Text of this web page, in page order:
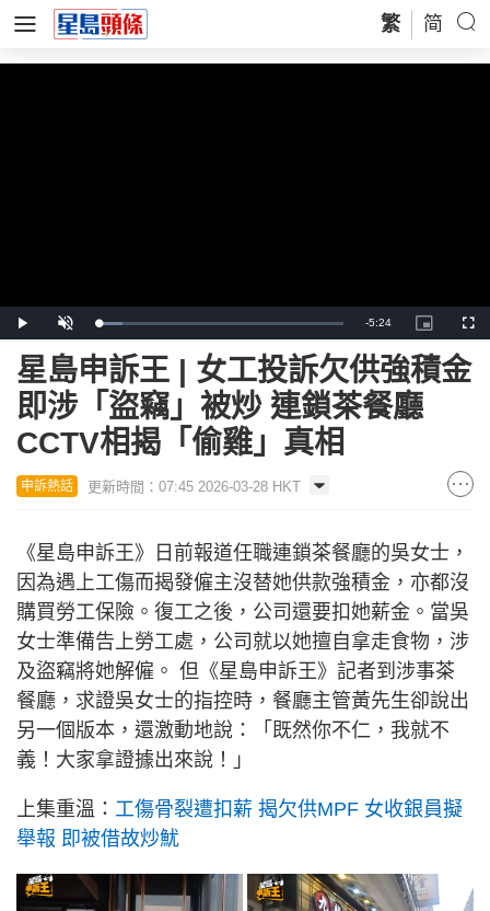
繁 简
Play Unmute Loaded:
9.75%
Remaining
Time
-5:24
Picture-
in-
星島申訴王 | 女工投訴欠供強積金
即涉「盜竊」被炒 連鎖茶餐廳
CCTV相揭「偷雞」真相
申訴熱話 更新時間：07:45 2026-03-28 HKT
《星島申訴王》日前報道任職連鎖茶餐廳的吳女士，
因為遇上工傷而揭發僱主沒替她供款強積金，亦都沒
購買勞工保險。復工之後，公司還要扣她薪金。當吳
女士準備告上勞工處，公司就以她擅自拿走食物，涉
及盜竊將她解僱。 但《星島申訴王》記者到涉事茶
餐廳，求證吳女士的指控時，餐廳主管黃先生卻說出
另一個版本，還激動地說：「既然你不仁，我就不
義！大家拿證據出來說！」
上集重溫： 工傷骨裂遭扣薪 揭欠供MPF 女收銀員擬
舉報 即被借故炒魷